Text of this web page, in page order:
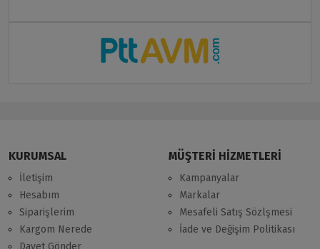
KURUMSAL
İletişim
Hesabım
Siparişlerim
Kargom Nerede
Davet Gönder
MÜŞTERİ HİZMETLERİ
Kampanyalar
Markalar
Mesafeli Satış Sözlşmesi
İade ve Değişim Politikası